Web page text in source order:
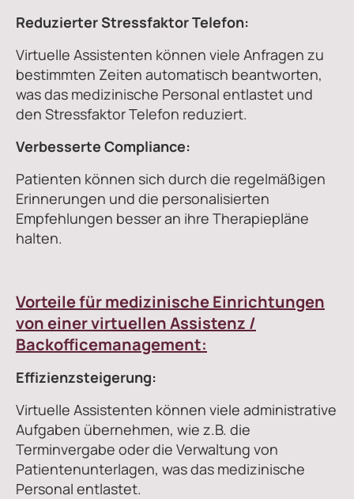
Reduzierter Stressfaktor Telefon:
Virtuelle Assistenten können viele Anfragen zu
bestimmten Zeiten automatisch beantworten,
was das medizinische Personal entlastet und
den Stressfaktor Telefon reduziert.
Verbesserte Compliance:
Patienten können sich durch die regelmäßigen
Erinnerungen und die personalisierten
Empfehlungen besser an ihre Therapiepläne
halten.
Vorteile für medizinische Einrichtungen
von einer virtuellen Assistenz /
Backofficemanagement:
Effizienzsteigerung:
Virtuelle Assistenten können viele administrative
Aufgaben übernehmen, wie z.B. die
Terminvergabe oder die Verwaltung von
Patientenunterlagen, was das medizinische
Personal entlastet.